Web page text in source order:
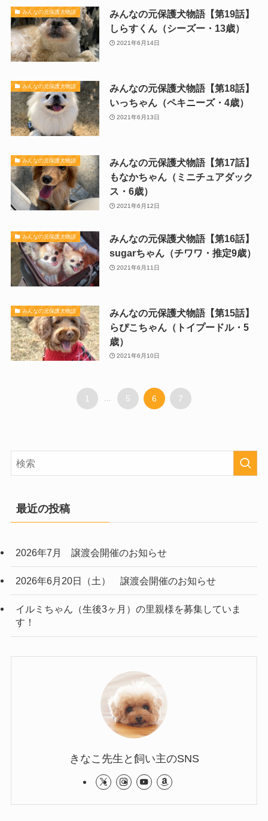
みんなの元保護犬物語
みんなの元保護犬物語【第19話】
しらすくん（シーズー・13歳）
2021年6月14日
みんなの元保護犬物語
みんなの元保護犬物語【第18話】
いっちゃん（ペキニーズ・4歳）
2021年6月13日
みんなの元保護犬物語
みんなの元保護犬物語【第17話】
もなかちゃん（ミニチュアダック
ス・6歳）
2021年6月12日
みんなの元保護犬物語
みんなの元保護犬物語【第16話】
sugarちゃん（チワワ・推定9歳）
2021年6月11日
みんなの元保護犬物語
みんなの元保護犬物語【第15話】
らぴこちゃん（トイプードル・5
歳）
2021年6月10日
1 ... 5 6 7
最近の投稿
2026年7月 譲渡会開催のお知らせ
2026年6月20日（土） 譲渡会開催のお知らせ
イルミちゃん（生後3ヶ月）の里親様を募集していま
す！
きなこ先生と飼い主のSNS